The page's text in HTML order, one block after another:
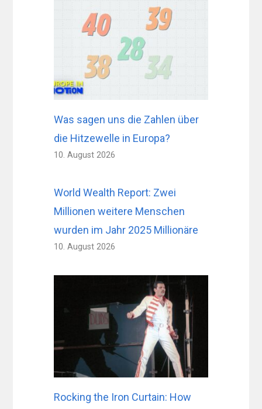
Was sagen uns die Zahlen über
die Hitzewelle in Europa?
10. August 2026
World Wealth Report: Zwei
Millionen weitere Menschen
wurden im Jahr 2025 Millionäre
10. August 2026
Rocking the Iron Curtain: How